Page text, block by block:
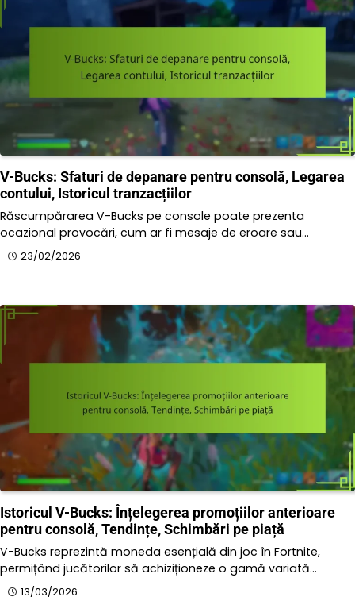
V-Bucks: Sfaturi de depanare pentru consolă, Legarea
contului, Istoricul tranzacțiilor
Răscumpărarea V-Bucks pe console poate prezenta
ocazional provocări, cum ar fi mesaje de eroare sau…
23/02/2026
Istoricul V-Bucks: Înțelegerea promoțiilor anterioare
pentru consolă, Tendințe, Schimbări pe piață
V-Bucks reprezintă moneda esențială din joc în Fortnite,
permițând jucătorilor să achiziționeze o gamă variată…
13/03/2026